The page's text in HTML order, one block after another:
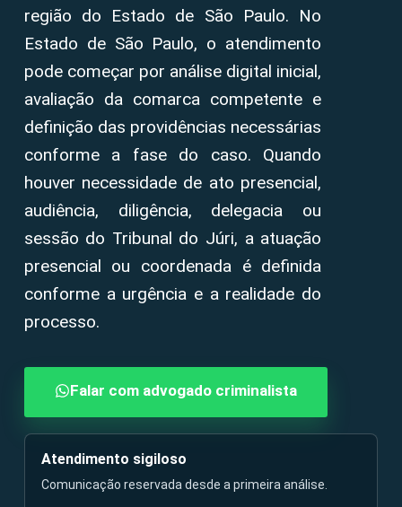
região do Estado de São Paulo. No
Estado de São Paulo, o atendimento
pode começar por análise digital inicial,
avaliação da comarca competente e
definição das providências necessárias
conforme a fase do caso. Quando
houver necessidade de ato presencial,
audiência, diligência, delegacia ou
sessão do Tribunal do Júri, a atuação
presencial ou coordenada é definida
conforme a urgência e a realidade do
processo.
Falar com advogado criminalista
Atendimento sigiloso
Comunicação reservada desde a primeira análise.